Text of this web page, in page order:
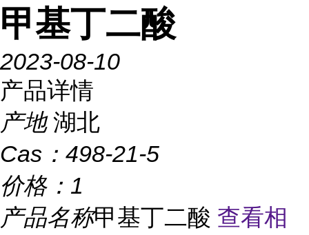
甲基丁二酸
2023-08-10
产品详情
产地 湖北
Cas： 498-21-5
价格： 1
产品名称甲基丁二酸 查看相